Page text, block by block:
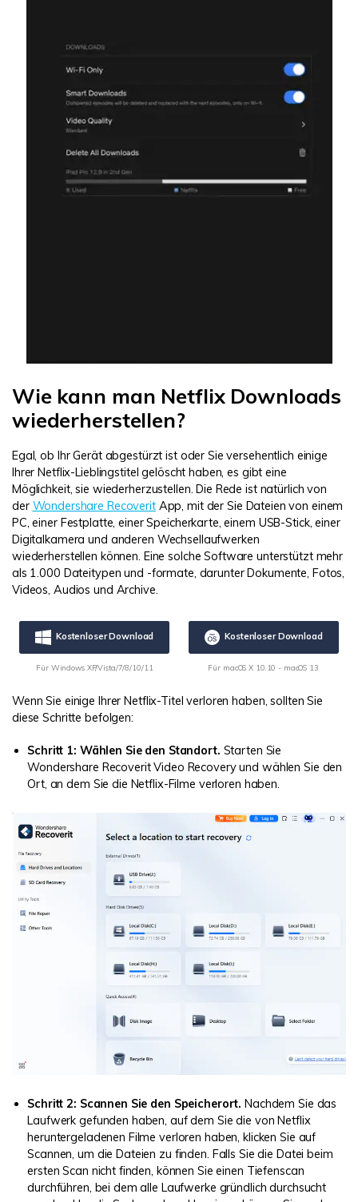
Wie kann man Netflix Downloads
wiederherstellen?
Egal, ob Ihr Gerät abgestürzt ist oder Sie versehentlich einige
Ihrer Netflix-Lieblingstitel gelöscht haben, es gibt eine
Möglichkeit, sie wiederherzustellen. Die Rede ist natürlich von
der Wondershare RecoveritApp, mit der Sie Dateien von einem
PC, einer Festplatte, einer Speicherkarte, einem USB-Stick, einer
Digitalkamera und anderen Wechsellaufwerken
wiederherstellen können. Eine solche Software unterstützt mehr
als 1.000 Dateitypen und -formate, darunter Dokumente, Fotos,
Videos, Audios und Archive.
Kostenloser Download
Für Windows XP/Vista/7/8/10/11
Kostenloser Download
Für macOS X 10.10 - macOS 13
Wenn Sie einige Ihrer Netflix-Titel verloren haben, sollten Sie
diese Schritte befolgen:
Schritt 1: Wählen Sie den Standort. Starten Sie
Wondershare Recoverit Video Recovery und wählen Sie den
Ort, an dem Sie die Netflix-Filme verloren haben.
Schritt 2: Scannen Sie den Speicherort. Nachdem Sie das
Laufwerk gefunden haben, auf dem Sie die von Netflix
heruntergeladenen Filme verloren haben, klicken Sie auf
Scannen, um die Dateien zu finden. Falls Sie die Datei beim
ersten Scan nicht finden, können Sie einen Tiefenscan
durchführen, bei dem alle Laufwerke gründlich durchsucht